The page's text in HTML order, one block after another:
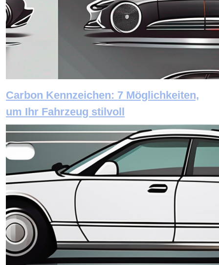
Carbon Kennzeichen: 7 Möglichkeiten,
um Ihr Fahrzeug stilvoll